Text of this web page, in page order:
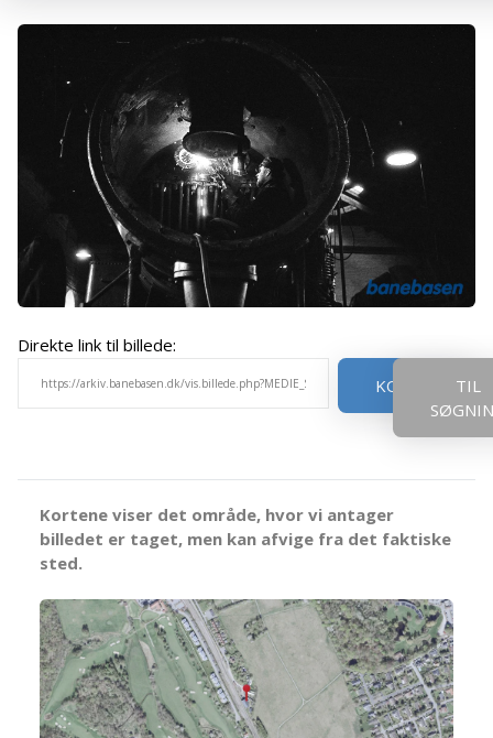
Direkte link til billede:
KOPIER
TIL
Kortene viser det område, hvor vi antager
billedet er taget, men kan afvige fra det faktiske
sted.